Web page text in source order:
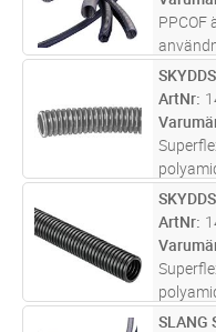
mer
150°C.
M
ArtNr
robotar
Mycket
extrem
mer
M
ArtNr
robotar
SLANG